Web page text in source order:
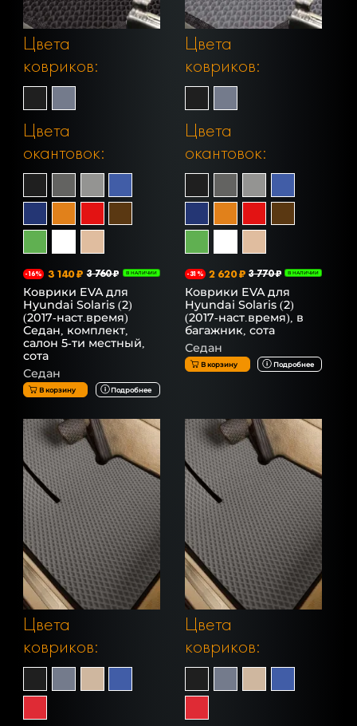
Цвета
ковриков:
Цвета
окантовок:
-16% 3 140 ₽ 3 760 ₽ В НАЛИЧИИ
Коврики EVA для
Hyundai Solaris (2)
(2017-наст.время)
Седан, комплект,
салон 5-ти местный,
сота
Седан
В корзину Подробнее
Цвета
ковриков:
Цвета
окантовок:
-31% 2 620 ₽ 3 770 ₽ В НАЛИЧИИ
Коврики EVA для
Hyundai Solaris (2)
(2017-наст.время), в
багажник, сота
Седан
В корзину Подробнее
Цвета
ковриков:
Цвета
ковриков: